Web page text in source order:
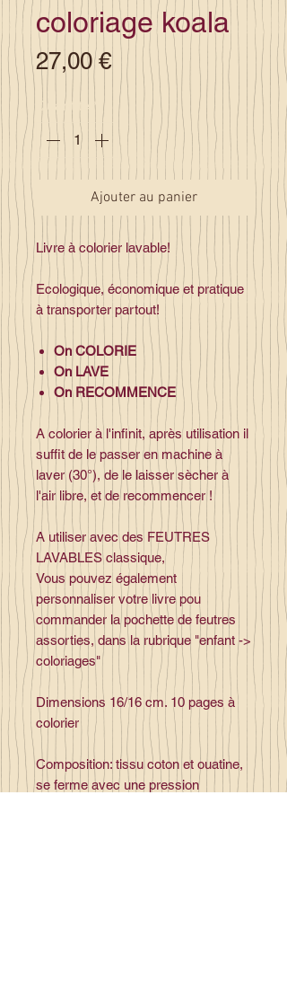
coloriage koala
27,00 €Prix
Quantité *
Ajouter au panier
Livre à colorier lavable!
Ecologique, économique et pratique
à transporter partout!
On COLORIE
On LAVE
On RECOMMENCE
A colorier à l'infinit, après utilisation il
suffit de le passer en machine à
laver (30°), de le laisser sècher à
l'air libre, et de recommencer !
A utiliser avec des FEUTRES
LAVABLES classique,
Vous pouvez également
personnaliser votre livre pou
commander la pochette de feutres
assorties, dans la rubrique "enfant ->
coloriages"
Dimensions 16/16 cm. 10 pages à
colorier
Composition: tissu coton et ouatine,
se ferme avec une pression